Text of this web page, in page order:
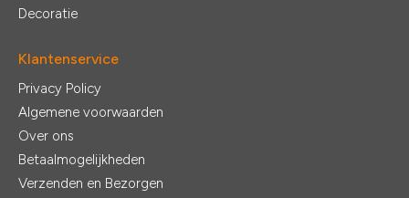
Decoratie
Klantenservice
Privacy Policy
Algemene voorwaarden
Over ons
Betaalmogelijkheden
Verzenden en Bezorgen